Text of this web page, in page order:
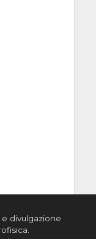
divulgazione